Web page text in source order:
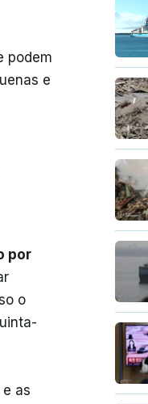
podem
e
por
o
as